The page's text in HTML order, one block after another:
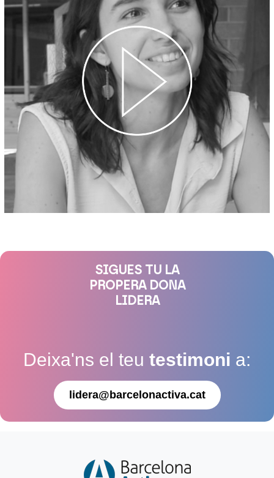
SIGUES TU LA
PROPERA DONA
LIDERA
Deixa'ns el teu testimoni a:
lidera@barcelonactiva.cat